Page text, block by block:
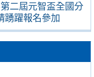
二屆元智盃全國分
踴躍報名參加